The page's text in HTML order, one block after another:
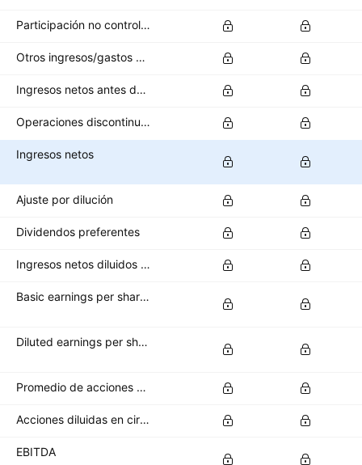
Participación no controladora/interés minoritario
Otros ingresos/gastos después de impuestos
Ingresos netos antes de operaciones interrumpidas
Operaciones discontinuas
Ingresos netos
Ajuste por dilución
Dividendos preferentes
Ingresos netos diluidos disponibles para los accionistas ordinarios
Basic earnings per share (basic EPS)
Diluted earnings per share (diluted EPS)
Promedio de acciones básicas en circulación
Acciones diluidas en circulación
EBITDA